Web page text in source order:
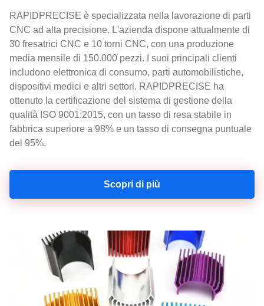
RAPIDPRECISE è specializzata nella lavorazione di parti
CNC ad alta precisione. L'azienda dispone attualmente di
30 fresatrici CNC e 10 torni CNC, con una produzione
media mensile di 150.000 pezzi. I suoi principali clienti
includono elettronica di consumo, parti automobilistiche,
dispositivi medici e altri settori. RAPIDPRECISE ha
ottenuto la certificazione del sistema di gestione della
qualità ISO 9001:2015, con un tasso di resa stabile in
fabbrica superiore a 98% e un tasso di consegna puntuale
del 95%.
Scopri di più